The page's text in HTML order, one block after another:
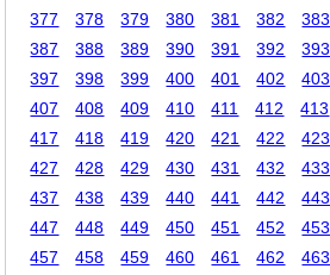
377
378 379 380 381 382 383
387
388 389 390 391 392 393
397
398 399 400 401 402 403
407
408 409 410 411 412 413
417
418 419 420 421 422 423
427
428 429 430 431 432 433
437
438 439 440 441 442 443
447
448 449 450 451 452 453
457
458 459 460 461 462 463